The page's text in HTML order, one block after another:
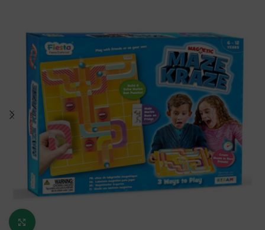
Κάντε κλικ για μεγέθυνση